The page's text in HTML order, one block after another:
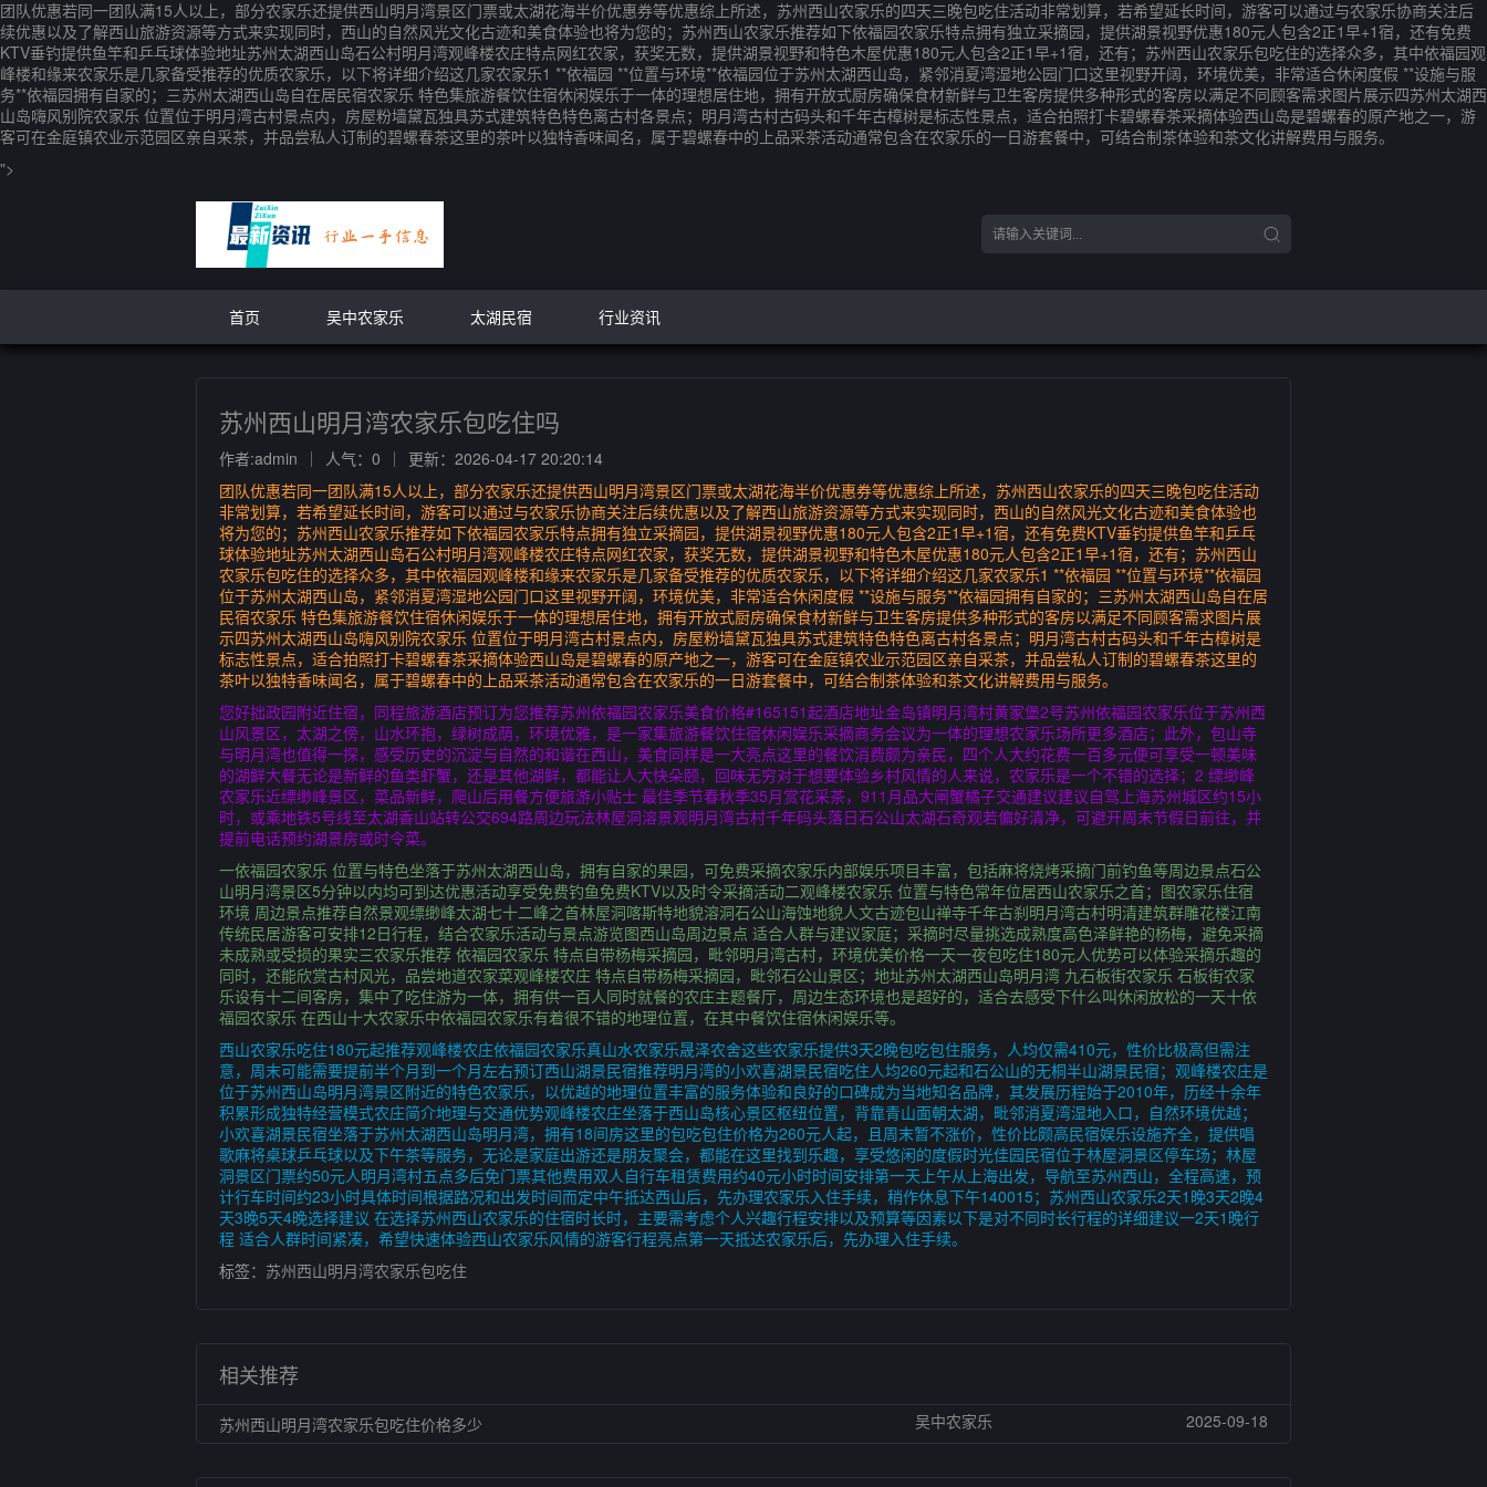
团队优惠若同一团队满15人以上，部分农家乐还提供西山明月湾景区门票或太湖花海半价优惠券等优惠综上所述，苏州西山农家乐的四天三晚包吃住活动非常划算，若希望延长时间，游客可以通过与农家乐协商关注后
续优惠以及了解西山旅游资源等方式来实现同时，西山的自然风光文化古迹和美食体验也将为您的；苏州西山农家乐推荐如下依福园农家乐特点拥有独立采摘园，提供湖景视野优惠180元人包含2正1早+1宿，还有免费
KTV垂钓提供鱼竿和乒乓球体验地址苏州太湖西山岛石公村明月湾观峰楼农庄特点网红农家，获奖无数，提供湖景视野和特色木屋优惠180元人包含2正1早+1宿，还有；苏州西山农家乐包吃住的选择众多，其中依福园观
峰楼和缘来农家乐是几家备受推荐的优质农家乐，以下将详细介绍这几家农家乐1 **依福园 **位置与环境**依福园位于苏州太湖西山岛，紧邻消夏湾湿地公园门口这里视野开阔，环境优美，非常适合休闲度假 **设施与服
务**依福园拥有自家的；三苏州太湖西山岛自在居民宿农家乐 特色集旅游餐饮住宿休闲娱乐于一体的理想居住地，拥有开放式厨房确保食材新鲜与卫生客房提供多种形式的客房以满足不同顾客需求图片展示四苏州太湖西
山岛嗨风别院农家乐 位置位于明月湾古村景点内，房屋粉墙黛瓦独具苏式建筑特色特色离古村各景点；明月湾古村古码头和千年古樟树是标志性景点，适合拍照打卡碧螺春茶采摘体验西山岛是碧螺春的原产地之一，游
客可在金庭镇农业示范园区亲自采茶，并品尝私人订制的碧螺春茶这里的茶叶以独特香味闻名，属于碧螺春中的上品采茶活动通常包含在农家乐的一日游套餐中，可结合制茶体验和茶文化讲解费用与服务。
">
首页 吴中农家乐 太湖民宿 行业资讯
苏州西山明月湾农家乐包吃住吗
作者:admin 人气：0
更新：2026-04-17 20:20:14
团队优惠若同一团队满15人以上，部分农家乐还提供西山明月湾景区门票或太湖花海半价优惠券等优惠综上所述，苏州西山农家乐的四天三晚包吃住活动
非常划算，若希望延长时间，游客可以通过与农家乐协商关注后续优惠以及了解西山旅游资源等方式来实现同时，西山的自然风光文化古迹和美食体验也
将为您的；苏州西山农家乐推荐如下依福园农家乐特点拥有独立采摘园，提供湖景视野优惠180元人包含2正1早+1宿，还有免费KTV垂钓提供鱼竿和乒乓
球体验地址苏州太湖西山岛石公村明月湾观峰楼农庄特点网红农家，获奖无数，提供湖景视野和特色木屋优惠180元人包含2正1早+1宿，还有；苏州西山
农家乐包吃住的选择众多，其中依福园观峰楼和缘来农家乐是几家备受推荐的优质农家乐，以下将详细介绍这几家农家乐1 **依福园 **位置与环境**依福园
位于苏州太湖西山岛，紧邻消夏湾湿地公园门口这里视野开阔，环境优美，非常适合休闲度假 **设施与服务**依福园拥有自家的；三苏州太湖西山岛自在居
民宿农家乐 特色集旅游餐饮住宿休闲娱乐于一体的理想居住地，拥有开放式厨房确保食材新鲜与卫生客房提供多种形式的客房以满足不同顾客需求图片展
示四苏州太湖西山岛嗨风别院农家乐 位置位于明月湾古村景点内，房屋粉墙黛瓦独具苏式建筑特色特色离古村各景点；明月湾古村古码头和千年古樟树是
标志性景点，适合拍照打卡碧螺春茶采摘体验西山岛是碧螺春的原产地之一，游客可在金庭镇农业示范园区亲自采茶，并品尝私人订制的碧螺春茶这里的
茶叶以独特香味闻名，属于碧螺春中的上品采茶活动通常包含在农家乐的一日游套餐中，可结合制茶体验和茶文化讲解费用与服务。
您好拙政园附近住宿，同程旅游酒店预订为您推荐苏州依福园农家乐美食价格#165151起酒店地址金岛镇明月湾村黄家堡2号苏州依福园农家乐位于苏州西
山风景区，太湖之傍，山水环抱，绿树成荫，环境优雅，是一家集旅游餐饮住宿休闲娱乐采摘商务会议为一体的理想农家乐场所更多酒店；此外，包山寺
与明月湾也值得一探，感受历史的沉淀与自然的和谐在西山，美食同样是一大亮点这里的餐饮消费颇为亲民，四个人大约花费一百多元便可享受一顿美味
的湖鲜大餐无论是新鲜的鱼类虾蟹，还是其他湖鲜，都能让人大快朵颐，回味无穷对于想要体验乡村风情的人来说，农家乐是一个不错的选择；2 缥缈峰
农家乐近缥缈峰景区，菜品新鲜，爬山后用餐方便旅游小贴士 最佳季节春秋季35月赏花采茶，911月品大闸蟹橘子交通建议建议自驾上海苏州城区约15小
时，或乘地铁5号线至太湖香山站转公交694路周边玩法林屋洞溶景观明月湾古村千年码头落日石公山太湖石奇观若偏好清净，可避开周末节假日前往，并
提前电话预约湖景房或时令菜。
一依福园农家乐 位置与特色坐落于苏州太湖西山岛，拥有自家的果园，可免费采摘农家乐内部娱乐项目丰富，包括麻将烧烤采摘门前钓鱼等周边景点石公
山明月湾景区5分钟以内均可到达优惠活动享受免费钓鱼免费KTV以及时令采摘活动二观峰楼农家乐 位置与特色常年位居西山农家乐之首；图农家乐住宿
环境 周边景点推荐自然景观缥缈峰太湖七十二峰之首林屋洞喀斯特地貌溶洞石公山海蚀地貌人文古迹包山禅寺千年古刹明月湾古村明清建筑群雕花楼江南
传统民居游客可安排12日行程，结合农家乐活动与景点游览图西山岛周边景点 适合人群与建议家庭；采摘时尽量挑选成熟度高色泽鲜艳的杨梅，避免采摘
未成熟或受损的果实三农家乐推荐 依福园农家乐 特点自带杨梅采摘园，毗邻明月湾古村，环境优美价格一天一夜包吃住180元人优势可以体验采摘乐趣的
同时，还能欣赏古村风光，品尝地道农家菜观峰楼农庄 特点自带杨梅采摘园，毗邻石公山景区；地址苏州太湖西山岛明月湾 九石板街农家乐 石板街农家
乐设有十二间客房，集中了吃住游为一体，拥有供一百人同时就餐的农庄主题餐厅，周边生态环境也是超好的，适合去感受下什么叫休闲放松的一天十依
福园农家乐 在西山十大农家乐中依福园农家乐有着很不错的地理位置，在其中餐饮住宿休闲娱乐等。
西山农家乐吃住180元起推荐观峰楼农庄依福园农家乐真山水农家乐晟泽农舍这些农家乐提供3天2晚包吃包住服务，人均仅需410元，性价比极高但需注
意，周末可能需要提前半个月到一个月左右预订西山湖景民宿推荐明月湾的小欢喜湖景民宿吃住人均260元起和石公山的无桐半山湖景民宿；观峰楼农庄是
位于苏州西山岛明月湾景区附近的特色农家乐，以优越的地理位置丰富的服务体验和良好的口碑成为当地知名品牌，其发展历程始于2010年，历经十余年
积累形成独特经营模式农庄简介地理与交通优势观峰楼农庄坐落于西山岛核心景区枢纽位置，背靠青山面朝太湖，毗邻消夏湾湿地入口，自然环境优越；
小欢喜湖景民宿坐落于苏州太湖西山岛明月湾，拥有18间房这里的包吃包住价格为260元人起，且周末暂不涨价，性价比颇高民宿娱乐设施齐全，提供唱
歌麻将桌球乒乓球以及下午茶等服务，无论是家庭出游还是朋友聚会，都能在这里找到乐趣，享受悠闲的度假时光佳园民宿位于林屋洞景区停车场；林屋
洞景区门票约50元人明月湾村五点多后免门票其他费用双人自行车租赁费用约40元小时时间安排第一天上午从上海出发，导航至苏州西山，全程高速，预
计行车时间约23小时具体时间根据路况和出发时间而定中午抵达西山后，先办理农家乐入住手续，稍作休息下午140015；苏州西山农家乐2天1晚3天2晚4
天3晚5天4晚选择建议 在选择苏州西山农家乐的住宿时长时，主要需考虑个人兴趣行程安排以及预算等因素以下是对不同时长行程的详细建议一2天1晚行
程 适合人群时间紧凑，希望快速体验西山农家乐风情的游客行程亮点第一天抵达农家乐后，先办理入住手续。
标签： 苏州西山明月湾农家乐包吃住
相关推荐
苏州西山明月湾农家乐包吃住价格多少 吴中农家乐 2025-09-18